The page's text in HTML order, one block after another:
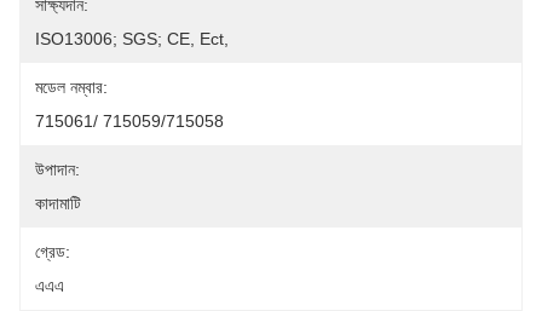
সাক্ষ্যদান:
ISO13006; SGS; CE, Ect,
মডেল নম্বার:
715061/ 715059/715058
উপাদান:
কাদামাটি
গ্রেড:
এএএ